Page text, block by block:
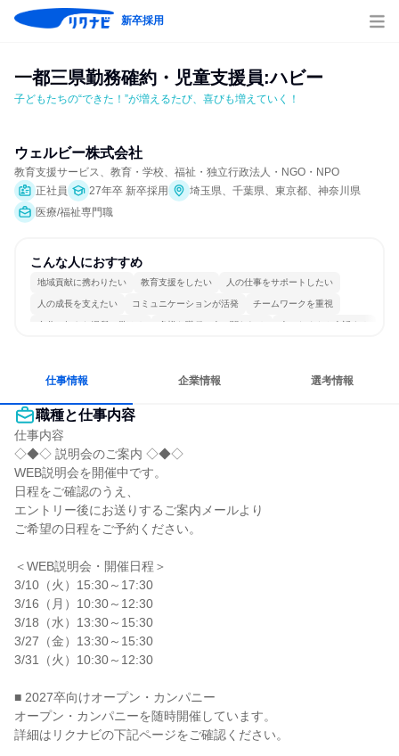
新卒採用
一都三県勤務確約・児童支援員:ハビー
子どもたちの“できた！”が増えるたび、喜びも増えていく！
ウェルビー株式会社
教育支援サービス、教育・学校、福祉・独立行政法人・NGO・NPO
正社員
27年卒 新卒採用
埼玉県、千葉県、東京都、神奈川県
医療/福祉専門職
こんな人におすすめ
地域貢献に携わりたい 教育支援をしたい 人の仕事をサポートしたい
人の成長を支えたい コミュニケーションが活発 チームワークを重視
自分の好きな場所で働ける 多様な職種の人と関われる 人とたくさん会話する
仕事情報 企業情報 選考情報
職種と仕事内容
仕事内容
◇◆◇ 説明会のご案内 ◇◆◇
WEB説明会を開催中です。
日程をご確認のうえ、
エントリー後にお送りするご案内メールより
ご希望の日程をご予約ください。
＜WEB説明会・開催日程＞
3/10（火）15:30～17:30
3/16（月）10:30～12:30
3/18（水）13:30～15:30
3/27（金）13:30～15:30
3/31（火）10:30～12:30
■ 2027卒向けオープン・カンパニー
オープン・カンパニーを随時開催しています。
詳細はリクナビの下記ページをご確認ください。